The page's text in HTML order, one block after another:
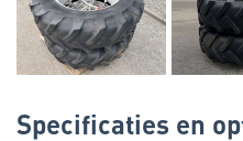
Specificaties en